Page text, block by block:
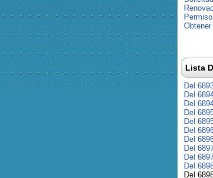
Lista
Del
Del
Del
Del
Del
Del
Del
Del
Del
Del
Del